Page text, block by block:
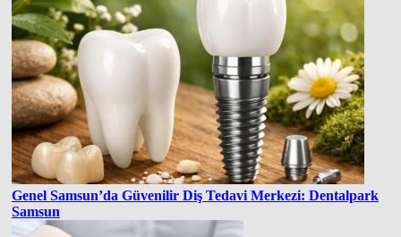
Genel Samsun’da Güvenilir Diş Tedavi Merkezi: Dentalpark
Samsun